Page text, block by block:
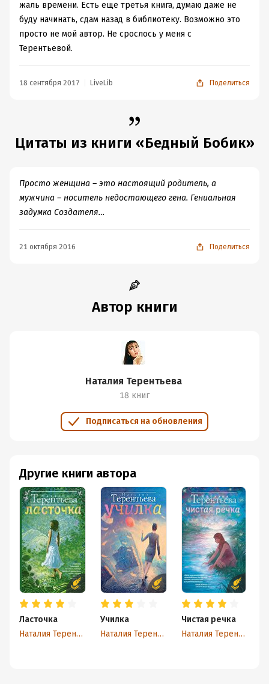
жаль времени. Есть еще третья книга, думаю даже не
буду начинать, сдам назад в библиотеку. Возможно это
просто не мой автор. Не срослось у меня с
Терентьевой.
18 сентября 2017 LiveLib Поделиться
Цитаты из книги «Бедный Бобик»
Просто женщина – это настоящий родитель, а
мужчина – носитель недостающего гена. Гениальная
задумка Создателя…
21 октября 2016 Поделиться
Автор книги
Наталия Терентьева
18 книг
Подписаться на обновления
Другие книги автора
Ласточка
Наталия Терентьева
Училка
Наталия Терентьева
Чистая речка
Наталия Терентьева